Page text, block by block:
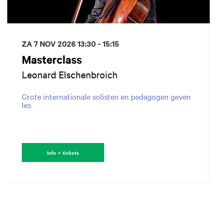
Masterclass
Leonard Elschenbroich
Grote internationale solisten en pedagogen geven
les
ZA 7 NOV 202613:30 - 15:15
Info + tickets